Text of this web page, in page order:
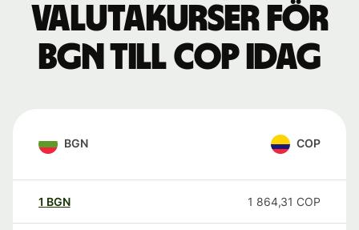
Valutakurser för
BGN till COP idag
BGN COP
1 BGN 1 864,31 COP